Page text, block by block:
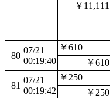
￥11,111
80
07/21
00:19:40
￥610
￥610
81
07/21
00:19:42
￥250
￥250